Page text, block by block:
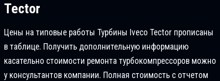
Tectоr
Цены на типовые работы Турбины Iveco Tectоr прописаны
в таблице. Получить дополнительную информацию
касательно стоимости ремонта турбокомпрессоров можно
у консультантов компании. Полная стоимость с отчетом